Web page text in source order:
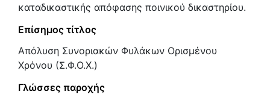
καταδικαστικής απόφασης ποινικού δικαστηρίου.
Επίσημος τίτλος
Απόλυση Συνοριακών Φυλάκων Ορισμένου
Χρόνου (Σ.Φ.Ο.Χ.)
Γλώσσες παροχής